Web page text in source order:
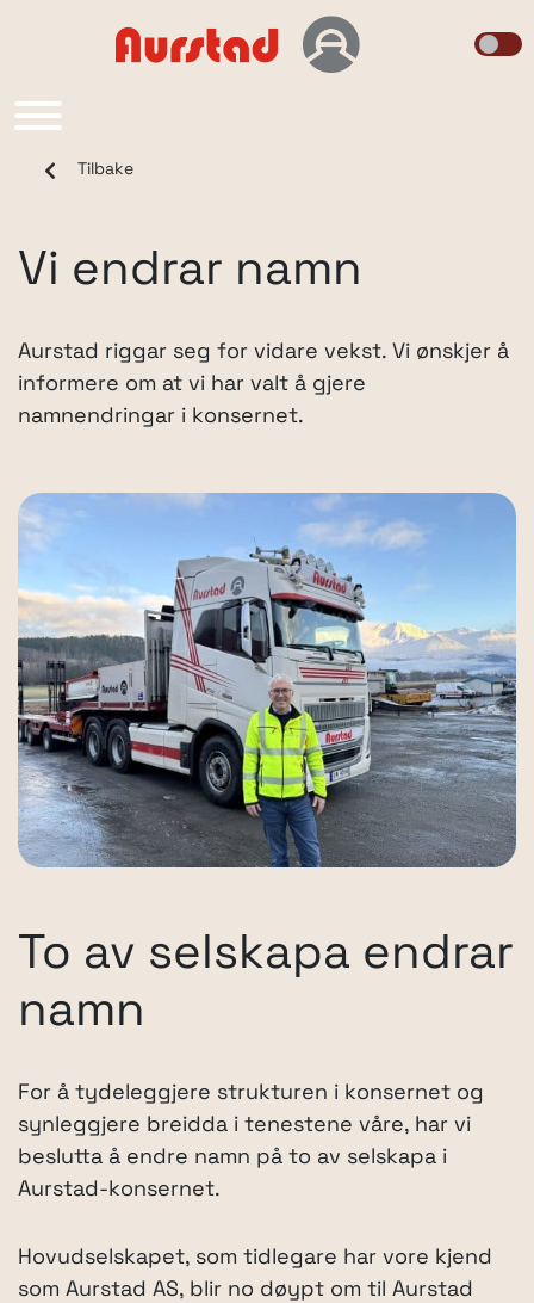
Main Navigation
Tilbake
Vi endrar namn
Aurstad riggar seg for vidare vekst. Vi ønskjer å
informere om at vi har valt å gjere
namnendringar i konsernet.
To av selskapa endrar
namn
For å tydeleggjere strukturen i konsernet og
synleggjere breidda i tenestene våre, har vi
beslutta å endre namn på to av selskapa i
Aurstad-konsernet.
Hovudselskapet, som tidlegare har vore kjend
som Aurstad AS, blir no døypt om til Aurstad